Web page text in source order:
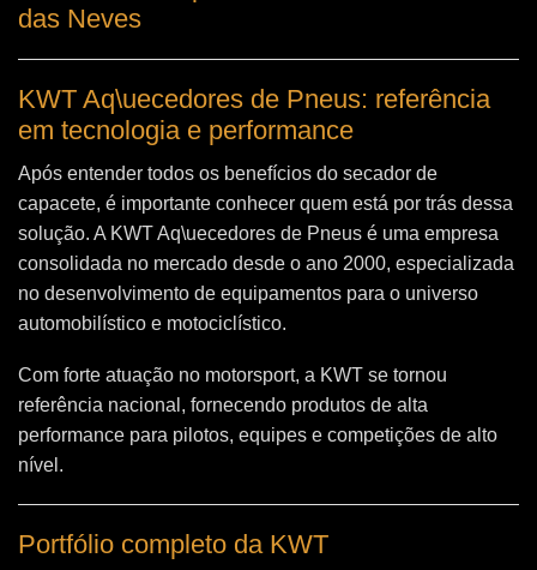
das Neves
KWT Aq\uecedores de Pneus: referência
em tecnologia e performance
Após entender todos os benefícios do secador de
capacete, é importante conhecer quem está por trás dessa
solução. A KWT Aq\uecedores de Pneus é uma empresa
consolidada no mercado desde o ano 2000, especializada
no desenvolvimento de equipamentos para o universo
automobilístico e motociclístico.
Com forte atuação no motorsport, a KWT se tornou
referência nacional, fornecendo produtos de alta
performance para pilotos, equipes e competições de alto
nível.
Portfólio completo da KWT